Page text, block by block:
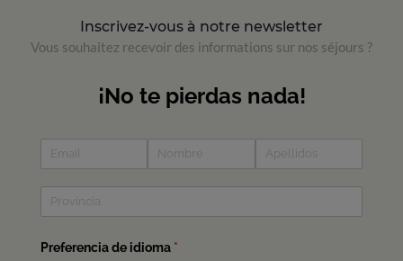
Inscrivez-vous à notre newsletter
Vous souhaitez recevoir des informations sur nos séjours ?